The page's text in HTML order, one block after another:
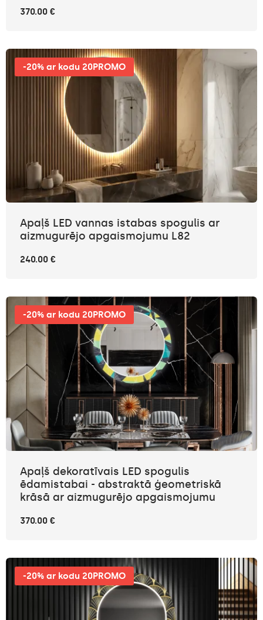
370.00 €
-20% ar kodu 20PROMO
Apaļš LED vannas istabas spogulis ar
aizmugurējo apgaismojumu L82
240.00 €
-20% ar kodu 20PROMO
Apaļš dekoratīvais LED spogulis
ēdamistabai - abstraktā ģeometriskā
krāsā ar aizmugurējo apgaismojumu
370.00 €
-20% ar kodu 20PROMO